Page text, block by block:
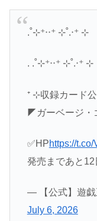
.˚⊹⁺‧‧⁺ ⊹˚.‧⁺ ⊹
. .˚⊹⁺‧‧⁺ ⊹˚.‧⁺ ⊹
⁺ ⊹収録カード
◤ガーベージ・
✅HPhttps://
発売まであと
— 【公式】遊戯
July 6, 2026